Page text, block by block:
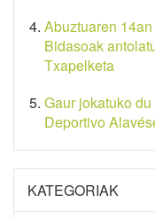
Abuztuaren
Bidasoak
Txapelketa
Gaur jokatuko
Deportivo
KATEGORIAK